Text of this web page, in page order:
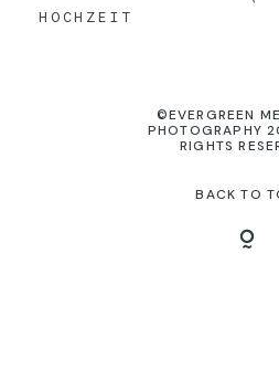
HOCHZEIT
©EVERGREEN
PHOTOGRAPHY
RIGHTS
BACK TO